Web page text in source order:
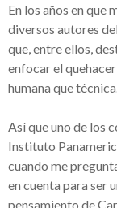
En los años en que
diversos autores
que, entre ellos,
enfocar el
humana que
Así que uno de los
Instituto
cuando me
en cuenta para ser
pensamiento de